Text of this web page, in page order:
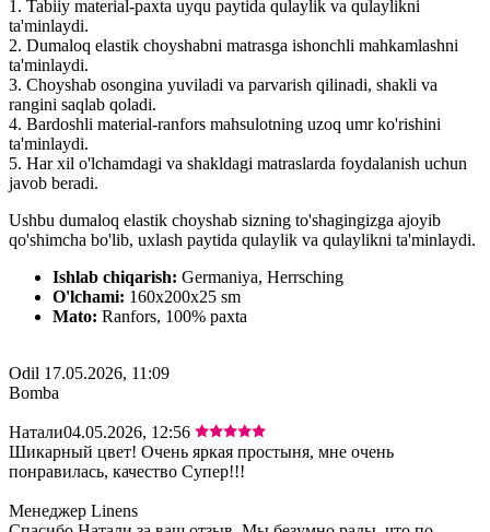
1. Tabiiy material-paxta uyqu paytida qulaylik va qulaylikni
ta'minlaydi.
2. Dumaloq elastik choyshabni matrasga ishonchli mahkamlashni
ta'minlaydi.
3. Choyshab osongina yuviladi va parvarish qilinadi, shakli va
rangini saqlab qoladi.
4. Bardoshli material-ranfors mahsulotning uzoq umr ko'rishini
ta'minlaydi.
5. Har xil o'lchamdagi va shakldagi matraslarda foydalanish uchun
javob beradi.
Ushbu dumaloq elastik choyshab sizning to'shagingizga ajoyib
qo'shimcha bo'lib, uxlash paytida qulaylik va qulaylikni ta'minlaydi.
Ishlab chiqarish: Germaniya, Herrsching
O'lchami: 160x200x25 sm
Mato: Ranfors, 100% paxta
Odil 17.05.2026, 11:09
Bomba
Натали04.05.2026, 12:56
Шикарный цвет! Очень яркая простыня, мне очень
понравилась, качество Супер!!!
Менеджер Linens